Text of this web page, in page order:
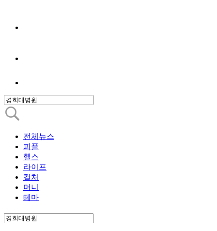
전체뉴스
피플
헬스
라이프
컬처
머니
테마